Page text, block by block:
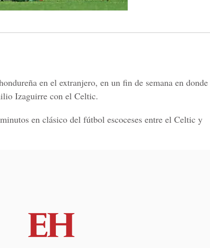
en el extranjero, en un fin de semana en donde
Izaguirre con el Celtic.
en clásico del fútbol escoceses entre el Celtic y